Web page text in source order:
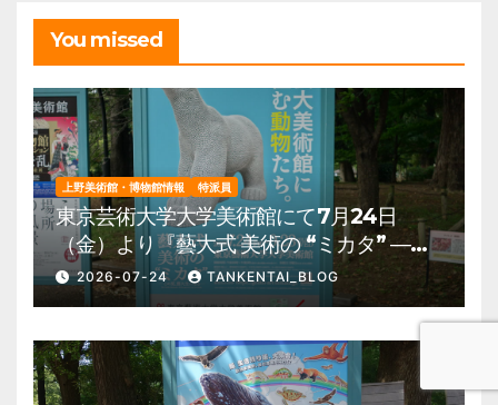
You missed
上野美術館・博物館情報 特派員
東京芸術大学大学美術館にて7月24日
（金）より『藝大式 美術の “ミカタ” ―こ
の夏、藝大生になる―』を開催。 上野公
園 美術館・博物館 混雑情報他
2026-07-24 TANKENTAI_BLOG